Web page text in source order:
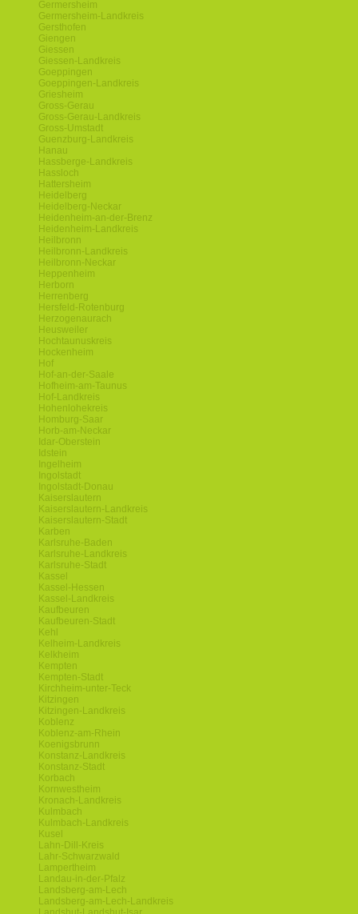
Germersheim
Germersheim-Landkreis
Gersthofen
Giengen
Giessen
Giessen-Landkreis
Goeppingen
Goeppingen-Landkreis
Griesheim
Gross-Gerau
Gross-Gerau-Landkreis
Gross-Umstadt
Guenzburg-Landkreis
Hanau
Hassberge-Landkreis
Hassloch
Hattersheim
Heidelberg
Heidelberg-Neckar
Heidenheim-an-der-Brenz
Heidenheim-Landkreis
Heilbronn
Heilbronn-Landkreis
Heilbronn-Neckar
Heppenheim
Herborn
Herrenberg
Hersfeld-Rotenburg
Herzogenaurach
Heusweiler
Hochtaunuskreis
Hockenheim
Hof
Hof-an-der-Saale
Hofheim-am-Taunus
Hof-Landkreis
Hohenlohekreis
Homburg-Saar
Horb-am-Neckar
Idar-Oberstein
Idstein
Ingelheim
Ingolstadt
Ingolstadt-Donau
Kaiserslautern
Kaiserslautern-Landkreis
Kaiserslautern-Stadt
Karben
Karlsruhe-Baden
Karlsruhe-Landkreis
Karlsruhe-Stadt
Kassel
Kassel-Hessen
Kassel-Landkreis
Kaufbeuren
Kaufbeuren-Stadt
Kehl
Kelheim-Landkreis
Kelkheim
Kempten
Kempten-Stadt
Kirchheim-unter-Teck
Kitzingen
Kitzingen-Landkreis
Koblenz
Koblenz-am-Rhein
Koenigsbrunn
Konstanz-Landkreis
Konstanz-Stadt
Korbach
Kornwestheim
Kronach-Landkreis
Kulmbach
Kulmbach-Landkreis
Kusel
Lahn-Dill-Kreis
Lahr-Schwarzwald
Lampertheim
Landau-in-der-Pfalz
Landsberg-am-Lech
Landsberg-am-Lech-Landkreis